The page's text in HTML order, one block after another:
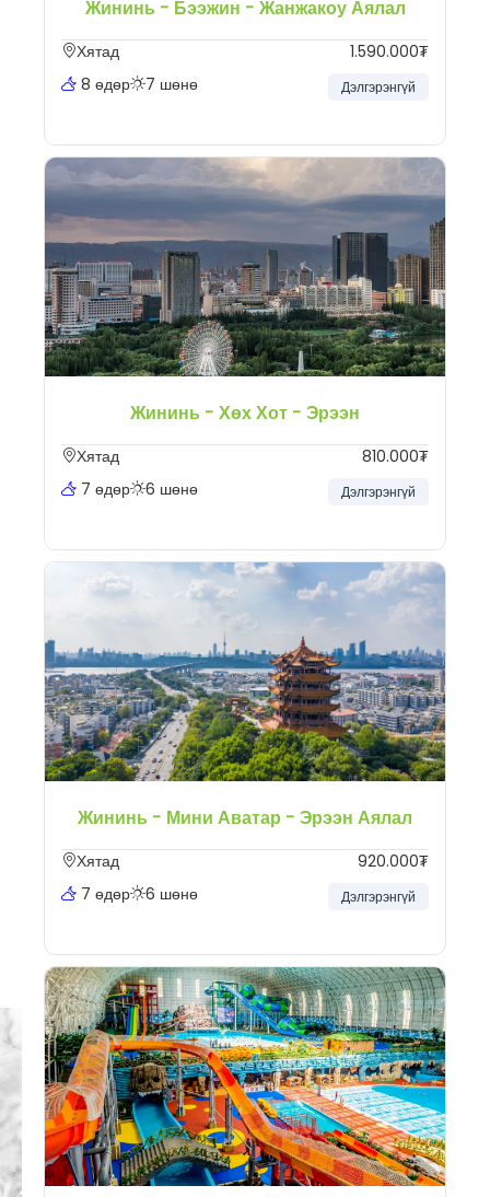
Жининь - Бээжин - Жанжакоу Аялал
Хятад
8 өдөр
7 шөнө
1.590.000₮
Дэлгэрэнгүй
Жининь - Хөх Хот - Эрээн
Хятад
7 өдөр
6 шөнө
810.000₮
Дэлгэрэнгүй
Жининь - Мини Аватар - Эрээн Аялал
Хятад
7 өдөр
6 шөнө
920.000₮
Дэлгэрэнгүй